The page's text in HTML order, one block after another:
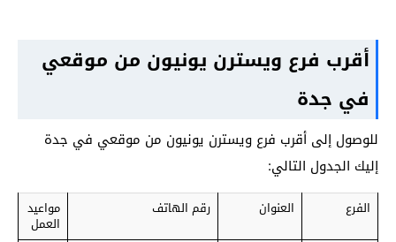
أقرب فرع ويسترن يونيون من موقعي
في جدة
للوصول إلى أقرب فرع ويسترن يونيون من موقعي في جدة
إليك الجدول التالي:
الفرع العنوان رقم الهاتف مواعيد
العمل